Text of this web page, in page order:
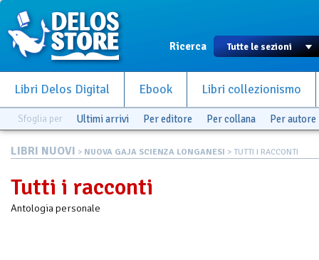
Ricerca
Libri Delos Digital Ebook Libri collezionismo
Sfoglia per Ultimi arrivi Per editore Per collana Per autore
LIBRI NUOVI > NUOVA GAJA SCIENZA LONGANESI > TUTTI I RACCONTI
Tutti i racconti
Antologia personale